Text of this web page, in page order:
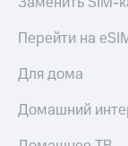
Перейти на
Для дома
Домашний